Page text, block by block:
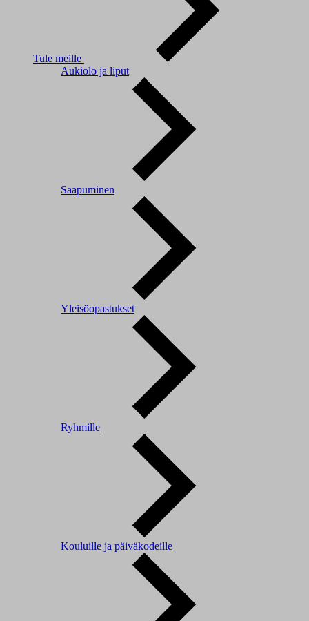
Tule meille
Aukiolo ja liput
Saapuminen
Yleisöopastukset
Ryhmille
Kouluille ja päiväkodeille